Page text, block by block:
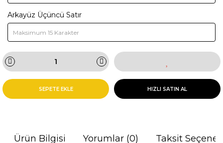
Arkayüz Üçüncü Satır
SEPETE EKLE HIZLI SATIN AL
Ürün Bilgisi Yorumlar (0) Taksit